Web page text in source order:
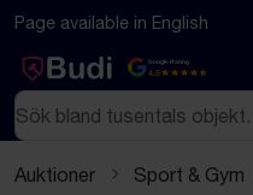
Hoppa till innehåll
Textbaserad (markdown)
Page available in English
Google Rating
4.5
Sök
Auktioner Sport & Gym